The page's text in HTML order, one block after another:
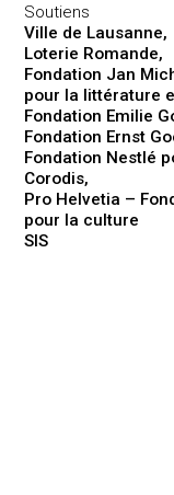
Soutiens
Ville de Lausanne,
Loterie Romande,
Fondation Jan
pour la littérature
Fondation Emilie
Fondation Ernst
Fondation Nestlé
Corodis,
Pro Helvetia –
pour la culture
SIS